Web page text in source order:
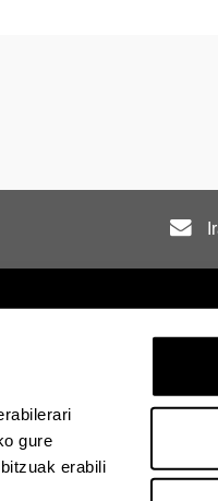
gure
erabili
en
EHU Linkedin-en
EHU